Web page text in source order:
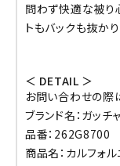
問わず快適な被り
トもバックも抜かり
＜ DETAIL ＞
お問い合わせの際
ブランド名：ガッチャ
品番：262G8700
商品名：カルフォ